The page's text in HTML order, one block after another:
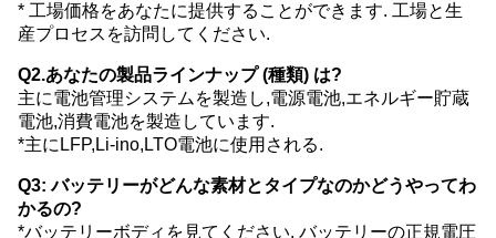
* 工場価格をあなたに提供することができます. 工場と生
産プロセスを訪問してください.
Q2.あなたの製品ラインナップ (種類) は?
主に電池管理システムを製造し,電源電池,エネルギー貯蔵
電池,消費電池を製造しています.
*主にLFP,Li-ino,LTO電池に使用される.
Q3: バッテリーがどんな素材とタイプなのかどうやってわ
かるの?
*バッテリーボディを見てください. バッテリーの正規電圧